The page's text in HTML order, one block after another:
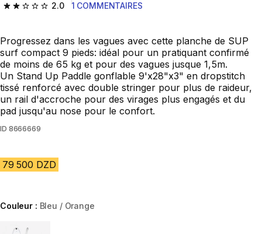
2.0
2.0 out of 5 stars from 1 reviews
1 COMMENTAIRES
Progressez dans les vagues avec cette planche de SUP
surf compact 9 pieds: idéal pour un pratiquant confirmé
de moins de 65 kg et pour des vagues jusque 1,5m.
Un Stand Up Paddle gonflable 9'x28"x3" en dropstitch
tissé renforcé avec double stringer pour plus de raideur,
un rail d'accroche pour des virages plus engagés et du
pad jusqu'au nose pour le confort.
ID 8666669
79 500 DZD
Couleur : Bleu / Orange
Choose a variant